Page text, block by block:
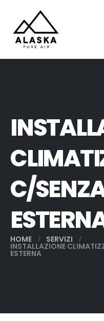
C/
HOME SERVIZI
INSTALLAZIONE
ESTERNA